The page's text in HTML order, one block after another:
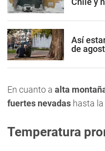
Así
de
En cuanto a alta
fuertes nevadas hasta
Temperatura